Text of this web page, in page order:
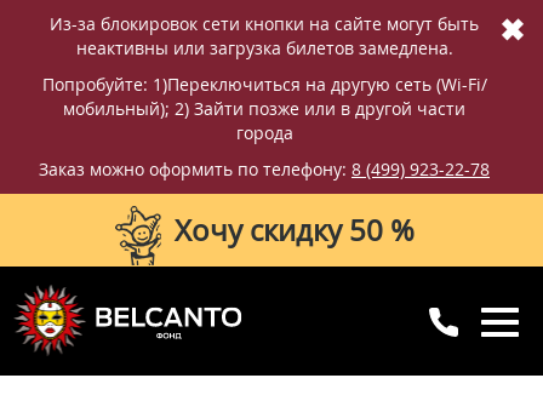
Из-за блокировок сети кнопки на сайте могут быть
неактивны или загрузка билетов замедлена.
Попробуйте: 1)Переключиться на другую сеть (Wi-Fi/
мобильный); 2) Зайти позже или в другой части
города
Заказ можно оформить по телефону: 8 (499) 923-22-78
✖
Хочу скидку 50 %